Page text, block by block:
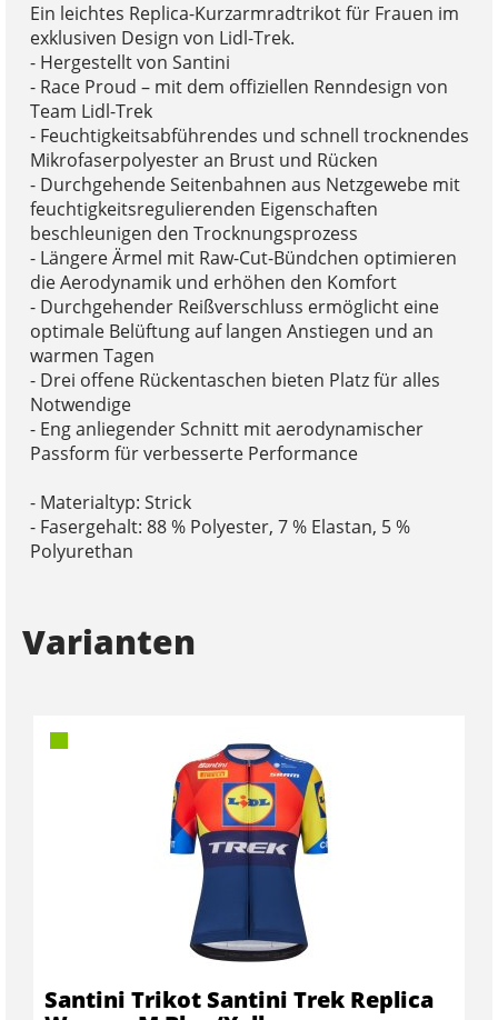
Ein leichtes Replica-Kurzarmradtrikot für Frauen im
exklusiven Design von Lidl-Trek.
- Hergestellt von Santini
- Race Proud – mit dem offiziellen Renndesign von
Team Lidl-Trek
- Feuchtigkeitsabführendes und schnell trocknendes
Mikrofaserpolyester an Brust und Rücken
- Durchgehende Seitenbahnen aus Netzgewebe mit
feuchtigkeitsregulierenden Eigenschaften
beschleunigen den Trocknungsprozess
- Längere Ärmel mit Raw-Cut-Bündchen optimieren
die Aerodynamik und erhöhen den Komfort
- Durchgehender Reißverschluss ermöglicht eine
optimale Belüftung auf langen Anstiegen und an
warmen Tagen
- Drei offene Rückentaschen bieten Platz für alles
Notwendige
- Eng anliegender Schnitt mit aerodynamischer
Passform für verbesserte Performance
- Materialtyp: Strick
- Fasergehalt: 88 % Polyester, 7 % Elastan, 5 %
Polyurethan
Varianten
Santini Trikot Santini Trek Replica